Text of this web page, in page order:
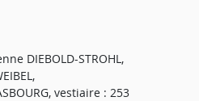
DIEBOLD-STROHL,
vestiaire : 253